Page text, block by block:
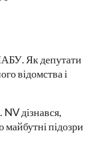
дізнався,
підозри